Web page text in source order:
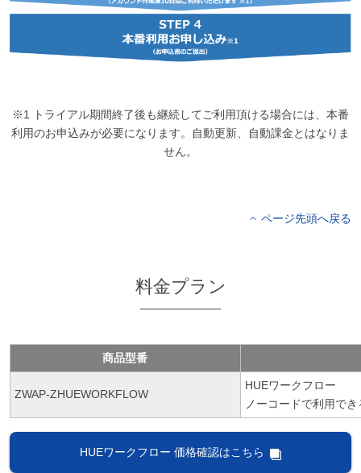
※1 トライアル期間終了後も継続してご利用頂ける場合には、本番
利用のお申込みが必要になります。自動更新、自動課金とはなりま
せん。
ページ先頭へ戻る
料金プラン
商品型番
ZWAP-ZHUEWORKFLOW
HUEワークフロー
ノーコードで利用で
HUEワークフロー 価格確認はこちら